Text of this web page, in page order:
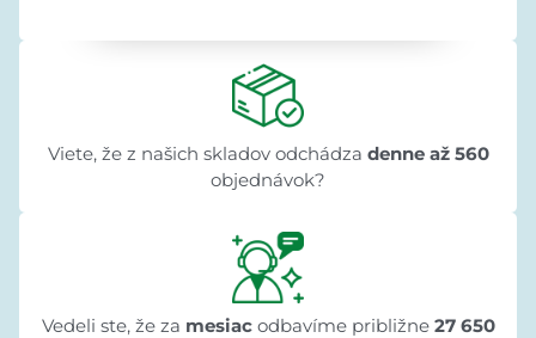
Viete, že z našich skladov odchádza denne až 560
objednávok?
Vedeli ste, že za mesiac odbavíme približne27 650